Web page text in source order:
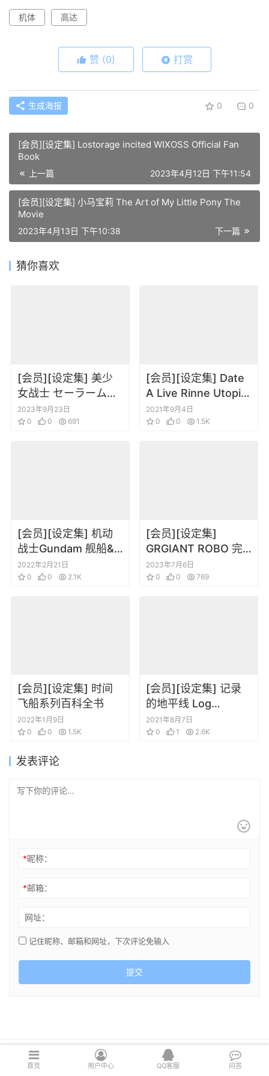
机体 高达
赞 (0) 打赏
生成海报 0 0
[会员][设定集] Lostorage incited WIXOSS Official Fan
Book
上一篇 2023年4月12日 下午11:54
[会员][设定集] 小马宝莉 The Art of My Little Pony The
Movie
下一篇
2023年4月13日 下午10:38
猜你喜欢
[会员][设定集] 美少
女战士 セーラームー
ンCosmos 公式ビジ
ュアルBOOK
2023年9月23日
0
0 691
[会员][设定集] Date
A Live Rinne Utopia
约会大作战 Perfect
Visual Guide 原画集
2021年9月4日
0
0 1.5K
[会员][设定集] 机动
战士Gundam 舰船&
航空机大全集 2010
飞机战舰设定原画集
2022年2月21日
0
0 2.1K
[会员][设定集]
GRGIANT ROBO 完
全収録 ジャイアン
ト・ロボ THE
2023年7月6日
0
0 769
[会员][设定集] 时间
飞船系列百科全书
2022年1月9日
0
0 1.5K
[会员][设定集] 记录
的地平线 Log
Horizon hara
kazuhiro CG插画原
2021年8月7日
0
1 2.6K
发表评论
*昵称：
*邮箱：
网址：
记住昵称、邮箱和网址，下次评论免输入
提交
Copyright © 2021 cghsj.com 版权所有 Powered by 绘世界
首页 用户中心 QQ客服 问答